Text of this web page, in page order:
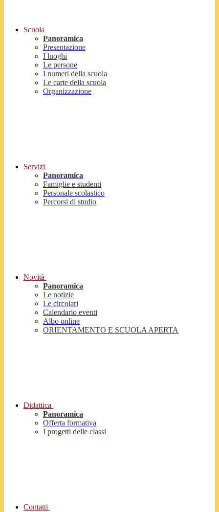
Scuola
Panoramica
Presentazione
I luoghi
Le persone
I numeri della scuola
Le carte della scuola
Organizzazione
Servizi
Panoramica
Famiglie e studenti
Personale scolastico
Percorsi di studio
Novità
Panoramica
Le notizie
Le circolari
Calendario eventi
Albo online
ORIENTAMENTO E SCUOLA APERTA
Didattica
Panoramica
Offerta formativa
I progetti delle classi
Contatti